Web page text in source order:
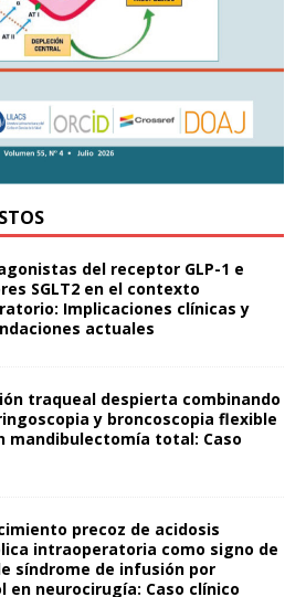
del receptor GLP-1 e
SGLT2 en el contexto
Implicaciones clínicas y
actuales
traqueal despierta combinando
y broncoscopia flexible
mandibulectomía total: Caso
precoz de acidosis
intraoperatoria como signo de
síndrome de infusión por
en neurocirugía: Caso clínico